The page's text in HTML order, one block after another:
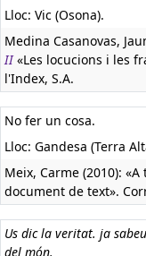
Lloc: Vic (Osona).
Medina Casanovas,
II«Les locucions i les
l'Index, S.A.
No fer un cosa.
Lloc: Gandesa (Terra
Meix, Carme (2010):
document de text».
Us dic la veritat. ja
del món.